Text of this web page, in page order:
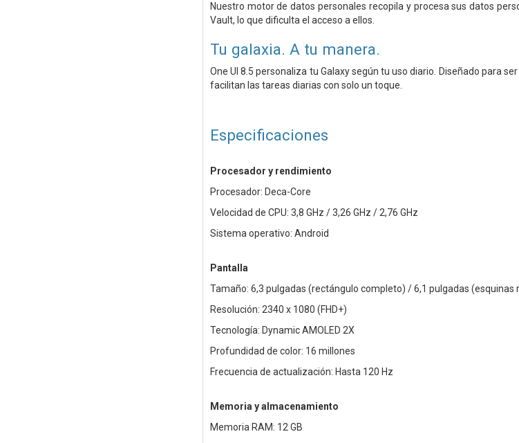
Nuestro motor de datos personales recopila y procesa sus datos
Vault, lo que dificulta el acceso a ellos.
Tu galaxia. A tu manera.
One UI 8.5 personaliza tu Galaxy según tu uso diario. Diseñado para
facilitan las tareas diarias con solo un toque.
Especificaciones
Procesador y rendimiento
Procesador: Deca-Core
Velocidad de CPU: 3,8 GHz / 3,26 GHz / 2,76 GHz
Sistema operativo: Android
Pantalla
Tamaño: 6,3 pulgadas (rectángulo completo) / 6,1 pulgadas (esquinas
Resolución: 2340 x 1080 (FHD+)
Tecnología: Dynamic AMOLED 2X
Profundidad de color: 16 millones
Frecuencia de actualización: Hasta 120 Hz
Memoria y almacenamiento
Memoria RAM: 12 GB